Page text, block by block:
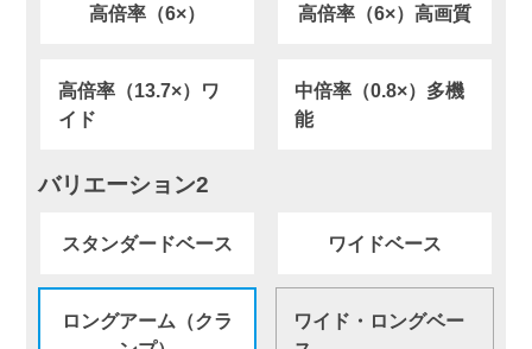
高倍率（6×） 高倍率（6×）高画質
高倍率（13.7×）ワ
イド
中倍率（0.8×）多機
能
バリエーション2
スタンダードベース ワイドベース
ロングアーム（クラ
ワイド・ロングベー